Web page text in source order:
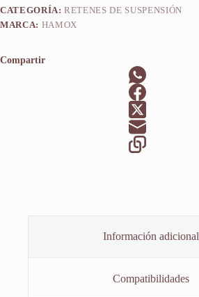
CATEGORÍA:RETENES DE SUSPENSIÓN
MARCA: HAMOX
Compartir
Información adicional
Compatibilidades